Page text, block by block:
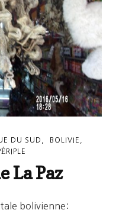
DU SUD
BOLIVIE
La Paz
bolivienne: